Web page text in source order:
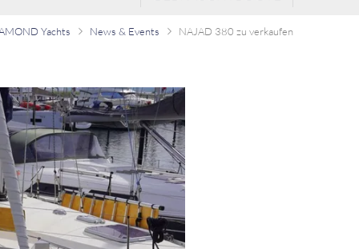
Yachts News & Events NAJAD 380 zu verkaufen